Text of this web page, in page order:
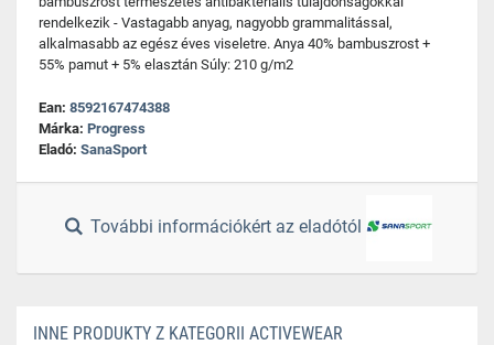
rendelkezik - Vastagabb anyag, nagyobb grammalitással,
alkalmasabb az egész éves viseletre. Anya 40% bambuszrost +
55% pamut + 5% elasztán Súly: 210 g/m2
Ean: 8592167474388
Márka: Progress
Eladó: SanaSport
További információkért az eladótól
INNE PRODUKTY Z KATEGORII ACTIVEWEAR